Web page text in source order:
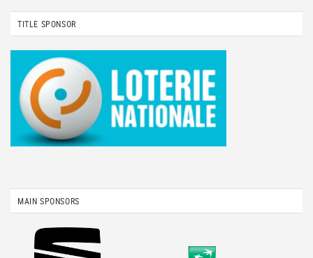
TITLE SPONSOR
MAIN SPONSORS